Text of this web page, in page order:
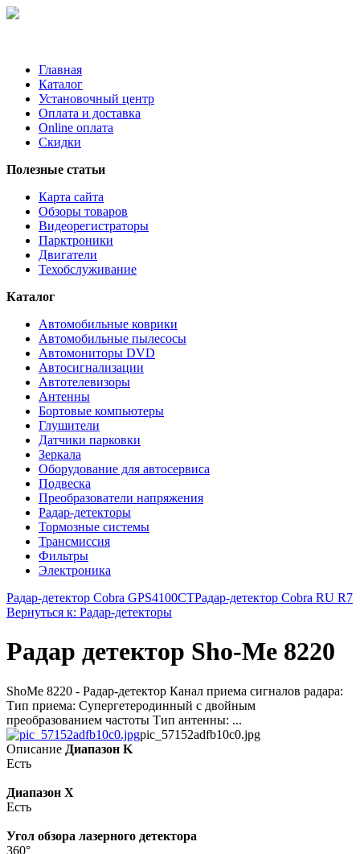
Главная
Каталог
Установочный центр
Оплата и доставка
Online оплата
Скидки
Полезные статьи
Карта сайта
Обзоры товаров
Видеорегистраторы
Парктроники
Двигатели
Техобслуживание
Каталог
Автомобильные коврики
Автомобильные пылесосы
Автомониторы DVD
Автосигнализации
Автотелевизоры
Антенны
Бортовые компьютеры
Глушители
Датчики парковки
Зеркала
Оборудование для автосервиса
Подвеска
Преобразователи напряжения
Радар-детекторы
Тормозные системы
Трансмиссия
Фильтры
Электроника
Радар-детектор Cobra GPS4100СТРадар-детектор Cobra RU R7
Вернуться к: Радар-детекторы
Радар детектор Sho-Me 8220
ShoMe 8220 - Радар-детектор Канал приема сигналов радара:
Тип приема: Супергетеродинный с двойным
преобразованием частоты Тип антенны: ...
pic_57152adfb10c0.jpg
Описание Диапазон K
Есть
Диапазон X
Есть
Угол обзора лазерного детектора
360°